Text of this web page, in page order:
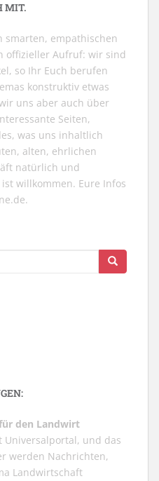
MIT.
smarten, empathischen
offizieller Aufruf: wir sind
so Ihr Euch berufen
konstruktiv etwas
uns aber auch über
Seiten,
was uns inhaltlich
alten, ehrlichen
natürlich und
willkommen. Eure Infos
.
den Landwirt
Universalportal, und das
werden Nachrichten,
Landwirtschaft